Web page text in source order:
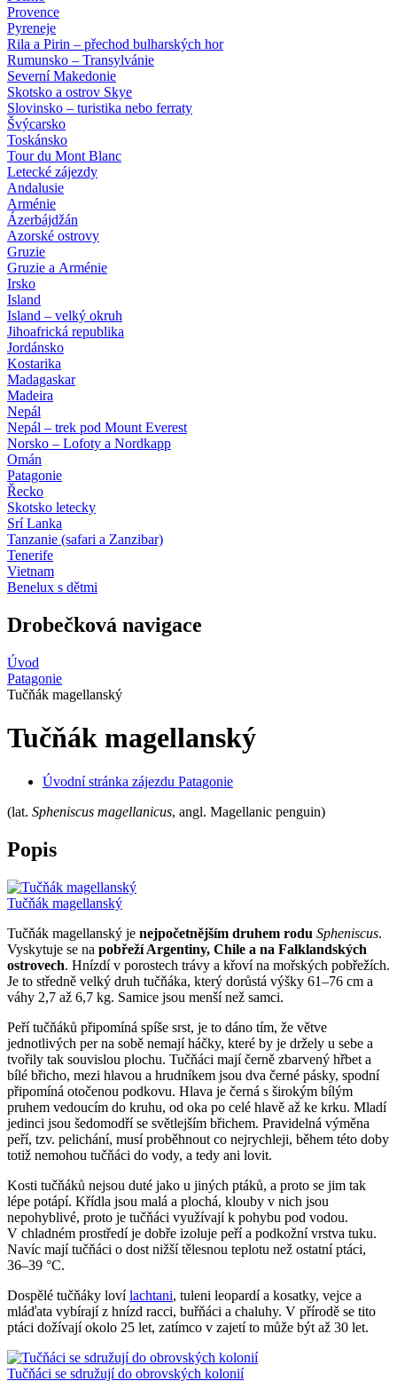
Provence
Pyreneje
Rila a Pirin – přechod bulharských hor
Rumunsko – Transylvánie
Severní Makedonie
Skotsko a ostrov Skye
Slovinsko – turistika nebo ferraty
Švýcarsko
Toskánsko
Tour du Mont Blanc
Letecké zájezdy
Andalusie
Arménie
Ázerbájdžán
Azorské ostrovy
Gruzie
Gruzie a Arménie
Irsko
Island
Island – velký okruh
Jihoafrická republika
Jordánsko
Kostarika
Madagaskar
Madeira
Nepál
Nepál – trek pod Mount Everest
Norsko – Lofoty a Nordkapp
Omán
Patagonie
Řecko
Skotsko letecky
Srí Lanka
Tanzanie (safari a Zanzibar)
Tenerife
Vietnam
Benelux s dětmi
Drobečková navigace
Úvod
Patagonie
Tučňák magellanský
Tučňák magellanský
Úvodní stránka zájezdu Patagonie
(lat. Spheniscus magellanicus, angl. Magellanic penguin)
Popis
Tučňák magellanský
Tučňák magellanský je nejpočetnějším druhem rodu Spheniscus.
Vyskytuje se na pobřeží Argentiny, Chile a na Falklandských
ostrovech. Hnízdí v porostech trávy a křoví na mořských pobřežích.
Je to středně velký druh tučňáka, který dorůstá výšky 61–76 cm a
váhy 2,7 až 6,7 kg. Samice jsou menší než samci.
Peří tučňáků připomíná spíše srst, je to dáno tím, že větve
jednotlivých per na sobě nemají háčky, které by je držely u sebe a
tvořily tak souvislou plochu. Tučňáci mají černě zbarvený hřbet a
bílé břicho, mezi hlavou a hrudníkem jsou dva černé pásky, spodní
připomíná otočenou podkovu. Hlava je černá s širokým bílým
pruhem vedoucím do kruhu, od oka po celé hlavě až ke krku. Mladí
jedinci jsou šedomodří se světlejším břichem. Pravidelná výměna
peří, tzv. pelichání, musí proběhnout co nejrychleji, během této doby
totiž nemohou tučňáci do vody, a tedy ani lovit.
Kosti tučňáků nejsou duté jako u jiných ptáků, a proto se jim tak
lépe potápí. Křídla jsou malá a plochá, klouby v nich jsou
nepohyblivé, proto je tučňáci využívají k pohybu pod vodou.
V chladném prostředí je dobře izoluje peří a podkožní vrstva tuku.
Navíc mají tučňáci o dost nižší tělesnou teplotu než ostatní ptáci,
36–39 °C.
Dospělé tučňáky lovílachtani, tuleni leopardí a kosatky, vejce a
mláďata vybírají z hnízd racci, buřňáci a chaluhy. V přírodě se tito
ptáci dožívají okolo 25 let, zatímco v zajetí to může být až 30 let.
Tučňáci se sdružují do obrovských kolonií